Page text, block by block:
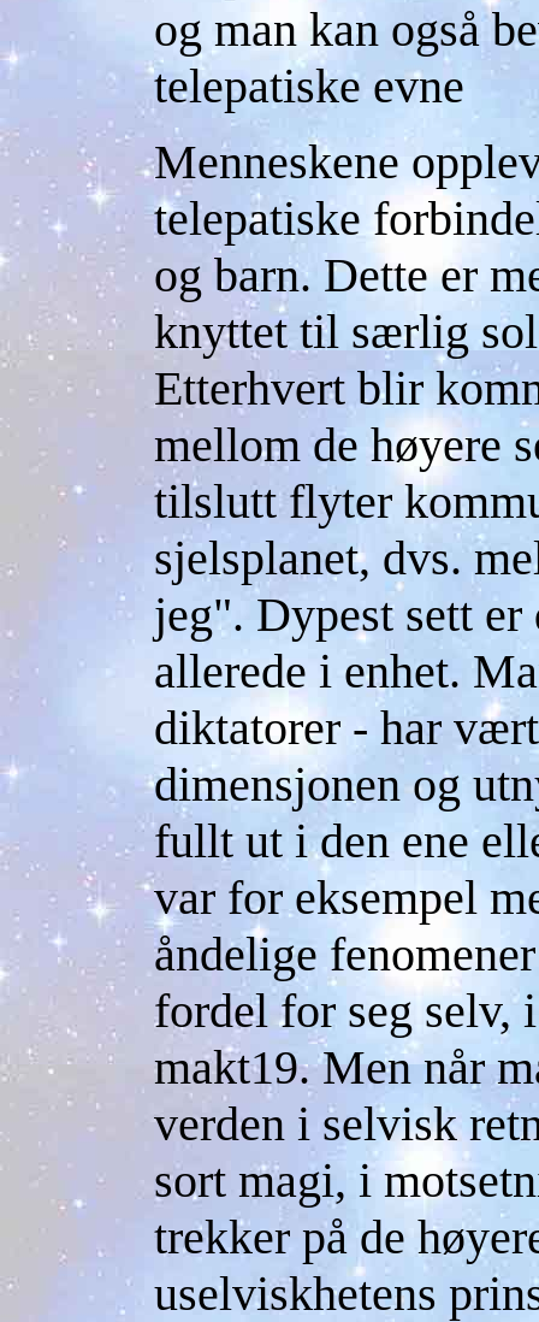
og man kan også
telepatiske evne
Menneskene
telepatiske
og barn. Dette er
knyttet til særlig
Etterhvert blir
mellom de høyere
tilslutt flyter
sjelsplanet, dvs.
jeg". Dypest sett
allerede i enhet.
diktatorer - har
dimensjonen og
fullt ut i den ene
var for eksempel
åndelige
fordel for seg selv,
makt19. Men når
verden i selvisk
sort magi, i
trekker på de
uselviskhetens